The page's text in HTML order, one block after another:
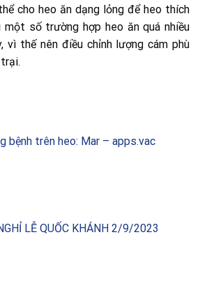
cho heo ăn dạng lỏng để heo thích
một số trường hợp heo ăn quá nhiều
vì thế nên điều chỉnh lượng cám phù
bệnh trên heo: Mar – apps.vac
LỄ QUỐC KHÁNH 2/9/2023